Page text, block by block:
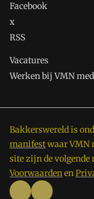
Facebook
x
RSS
Vacatures
Werken bij VMN
Bakkerswereld is
manifestwaar VMN
site zijn de volgende
Voorwaardenen